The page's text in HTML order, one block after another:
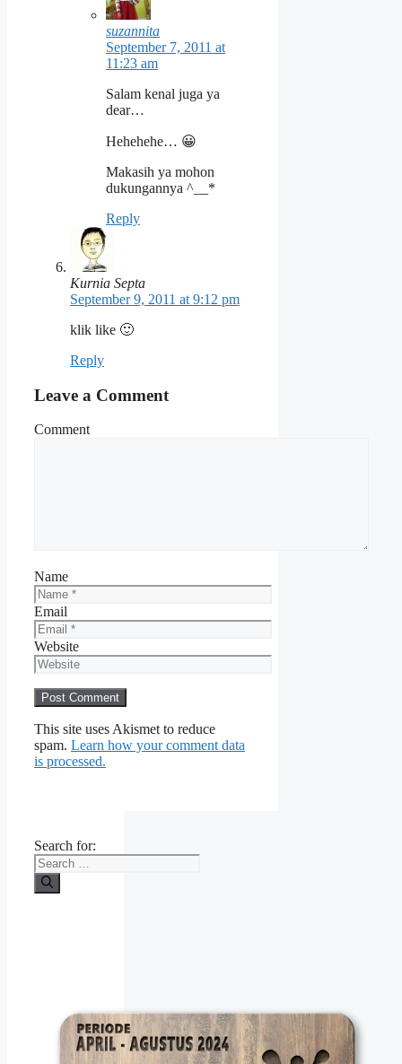
suzannita
September 7, 2011 at
11:23 am
Salam kenal juga ya
dear…
Hehehehe… 😀
Makasih ya mohon
dukungannya ^__*
Reply
Kurnia Septa
September 9, 2011 at 9:12 pm
klik like 🙂
Reply
Leave a Comment
Comment
Name
Email
Website
This site uses Akismet to reduce
spam. Learn how your comment data
is processed.
Search for: